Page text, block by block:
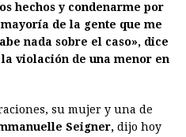
hechos y condenarme por
de la gente que me
nada sobre el caso», dice
violación de una menor en
su mujer y una de
Seigner, dijo hoy